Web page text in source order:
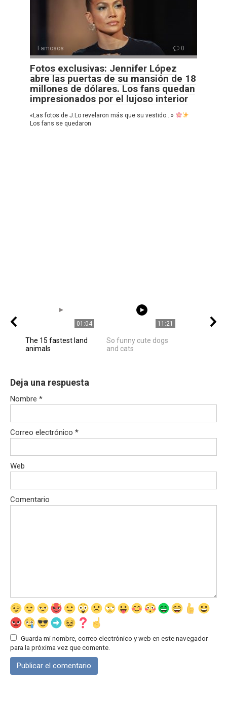
Famosos 0
Fotos exclusivas: Jennifer López
abre las puertas de su mansión de 18
millones de dólares. Los fans quedan
impresionados por el lujoso interior
«Las fotos de J.Lo revelaron más que su vestido…»
Los fans se quedaron
01:04
The 15 fastest land
animals
11:21
So funny cute dogs
and cats
Deja una respuesta
Nombre *
Correo electrónico *
Web
Comentario
Guarda mi nombre, correo electrónico y web en este navegador
para la próxima vez que comente.